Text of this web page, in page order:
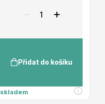
Přidat do košíku
skladem